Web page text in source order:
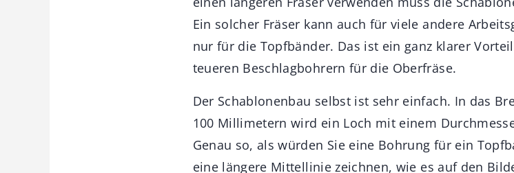
Ein solcher Fräser kann auch für viele andere
nur für die Topfbänder. Das ist ein ganz klarer
teueren Beschlagbohrern für die Oberfräse.
Der Schablonenbau selbst ist sehr einfach. In das
100 Millimetern wird ein Loch mit einem
Genau so, als würden Sie eine Bohrung für ein
eine längere Mittellinie zeichnen, wie es auf den